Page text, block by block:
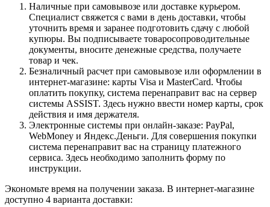
Наличные при самовывозе или доставке курьером.
Специалист свяжется с вами в день доставки, чтобы
уточнить время и заранее подготовить сдачу с любой
купюры. Вы подписываете товаросопроводительные
документы, вносите денежные средства, получаете
товар и чек.
Безналичный расчет при самовывозе или оформлении в
интернет-магазине: карты Visa и MasterCard. Чтобы
оплатить покупку, система перенаправит вас на сервер
системы ASSIST. Здесь нужно ввести номер карты, срок
действия и имя держателя.
Электронные системы при онлайн-заказе: PayPal,
WebMoney и Яндекс.Деньги. Для совершения покупки
система перенаправит вас на страницу платежного
сервиса. Здесь необходимо заполнить форму по
инструкции.
Экономьте время на получении заказа. В интернет-магазине
доступно 4 варианта доставки: